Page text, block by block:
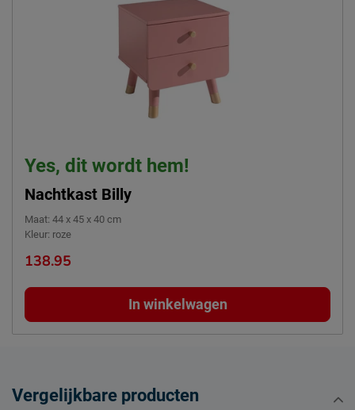
Yes, dit wordt hem!
Nachtkast Billy
Maat: 44 x 45 x 40 cm
Kleur: roze
138.95
In winkelwagen
Vergelijkbare producten